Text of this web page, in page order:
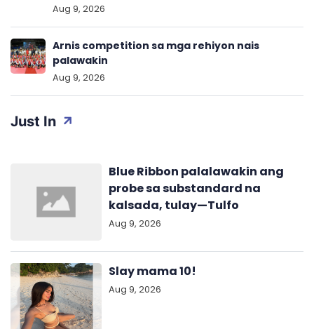
Just In
Blue Ribbon palalawakin ang
probe sa substandard na
kalsada, tulay—Tulfo
Aug 9, 2026
Slay mama 10!
Aug 9, 2026
Aug 9, 2026
Arnis competition sa mga rehiyon nais
palawakin
Aug 9, 2026